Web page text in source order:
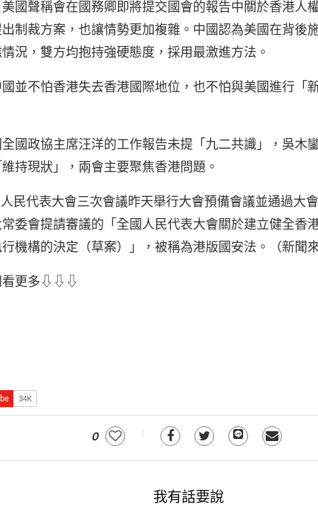
國聲稱會在國務卿即將提交國會的報告中關於香港人
制裁方案，也讓情勢更加複雜。中國認為美國在背後
況，雙方均抱持強硬態度，採用最激進方法。
並不怕香港失去香港國際地位，也不怕與美國進行「
國政協主席汪洋的工作報告未提「九二共識」，吳木
持現狀」，兩會主要聚焦香港問題。
民代表大會三次會議昨天舉行大會預備會議並通過大
委會提請審議的「全國人民代表大會關於建立健全香
機構的決定（草案）」，被稱為港版國安法。（新聞
更多⇩⇩⇩
0
我有話要說